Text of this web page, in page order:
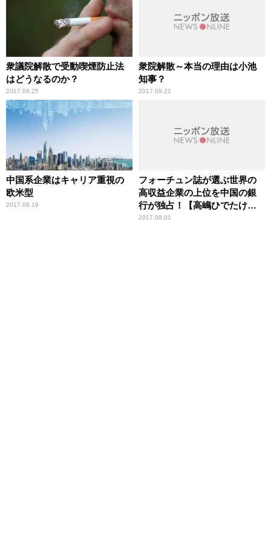
衆議院解散で受動喫煙防止法
はどうなるのか？
2017.09.25
衆院解散～本当の理由は小池
知事？
2017.09.22
中国系企業はキャリア重視の
欧米型
2017.09.19
フォーチュン誌が選ぶ世界の
高収益企業の上位を中国の銀
行が独占！【高嶋ひでたけの
あさラジ！】
2017.08.01